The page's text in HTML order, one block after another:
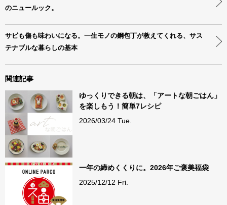
のニュールック。
サビも傷も味わいになる。一生モノの鋼包丁が教えてくれる、サス
テナブルな暮らしの基本
関連記事
ゆっくりできる朝は、「アートな朝ごはん」
を楽しもう！簡単7レシピ
2026/03/24 Tue.
一年の締めくくりに。2026年ご褒美福袋
2025/12/12 Fri.